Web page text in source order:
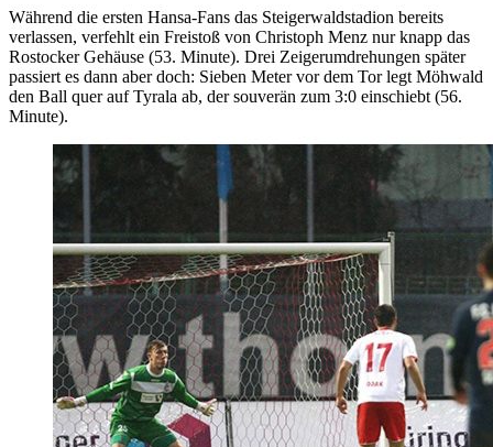
Während die ersten Hansa-Fans das Steigerwaldstadion bereits
verlassen, verfehlt ein Freistoß von Christoph Menz nur knapp das
Rostocker Gehäuse (53. Minute). Drei Zeigerumdrehungen später
passiert es dann aber doch: Sieben Meter vor dem Tor legt Möhwald
den Ball quer auf Tyrala ab, der souverän zum 3:0 einschiebt (56.
Minute).